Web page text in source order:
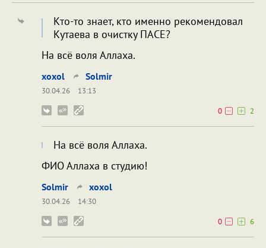
Кто-то знает, кто именно рекомендовал
Кутаева в очистку ПАСЕ?
На всё воля Аллаха.
xoxol Solmir
30.04.26
13:13
0
2
На всё воля Аллаха.
ФИО Аллаха в студию!
Solmir xoxol
30.04.26
14:30
0
6